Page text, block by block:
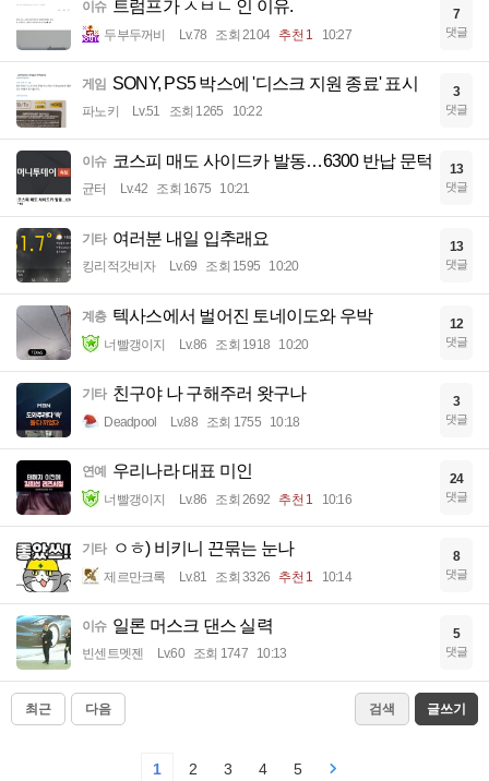
이슈 트럼프가 ㅅㅂㄴ 인 이유.
두부두꺼비 Lv.78 조회 2104 추천 1 10:27
7
댓글
게임 SONY, PS5 박스에 '디스크 지원 종료' 표시
파노키 Lv.51 조회 1265 10:22
3
댓글
이슈 코스피 매도 사이드카 발동…6300 반납 문턱
균터 Lv.42 조회 1675 10:21
13
댓글
기타 여러분 내일 입추래요
킹리적갓비자 Lv.69 조회 1595 10:20
13
댓글
계층 텍사스에서 벌어진 토네이도와 우박
너빨갱이지 Lv.86 조회 1918 10:20
12
댓글
기타 친구야 나 구해주러 왓구나
Deadpool Lv.88 조회 1755 10:18
3
댓글
연예 우리나라 대표 미인
너빨갱이지 Lv.86 조회 2692 추천 1 10:16
24
댓글
기타 ㅇㅎ) 비키니 끈묶는 눈나
제르만크록 Lv.81 조회 3326 추천 1 10:14
8
댓글
이슈 일론 머스크 댄스 실력
빈센트멧젠 Lv.60 조회 1747 10:13
5
댓글
최근 다음 검색 글쓰기
1 2 3 4 5